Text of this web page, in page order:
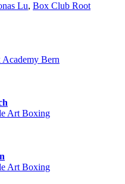
Lu, Box Club Root
Academy Bern
Art Boxing
Art Boxing